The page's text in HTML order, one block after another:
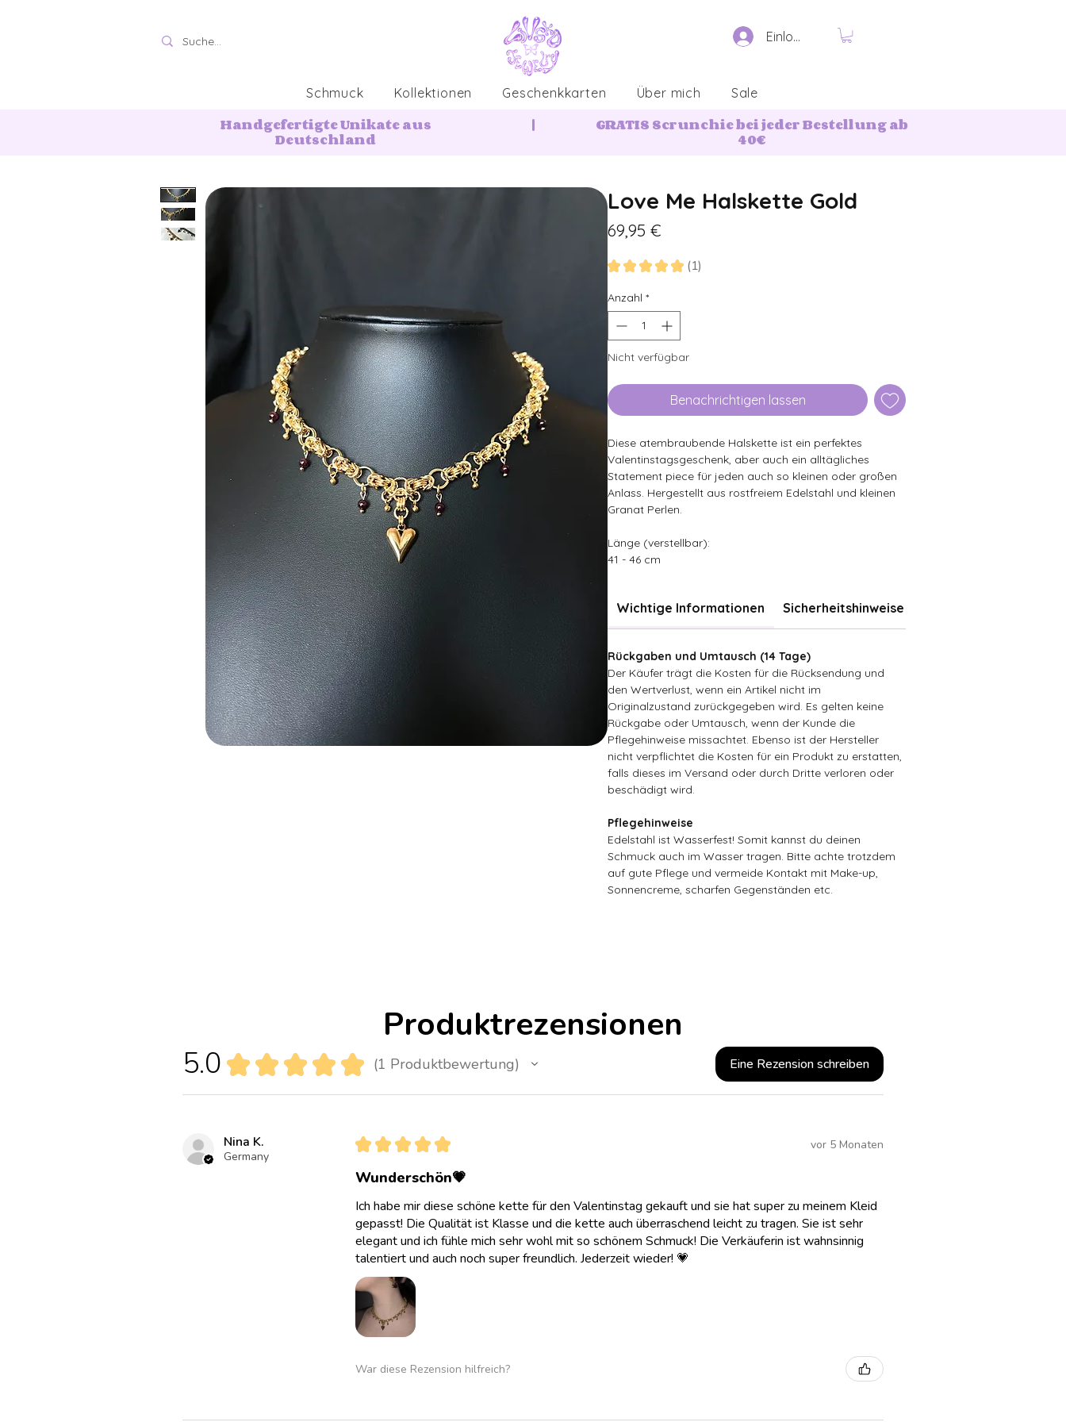
Einloggen
Schmuck Kollektionen Geschenkkarten Über mich Sale
Handgefertigte Unikate aus
Deutschland
GRATIS Scrunchie bei jeder Bestellung ab
40€
|
Love Me Halskette Gold
69,95 €
★ ★ ★ ★ ★ 1
1
Anzahl *
Nicht verfügbar
Benachrichtigen lassen
Diese atembraubende Halskette ist ein perfektes
Valentinstagsgeschenk, aber auch ein alltägliches
Statement piece für jeden auch so kleinen oder großen
Anlass. Hergestellt aus rostfreiem Edelstahl und kleinen
Granat Perlen.
Länge (verstellbar):
41 - 46 cm
Wichtige Informationen Sicherheitshinweise
Rückgaben und Umtausch (14 Tage)
Der Käufer trägt die Kosten für die Rücksendung und
den Wertverlust, wenn ein Artikel nicht im
Originalzustand zurückgegeben wird. Es gelten keine
Rückgabe oder Umtausch, wenn der Kunde die
Pflegehinweise missachtet. Ebenso ist der Hersteller
nicht verpflichtet die Kosten für ein Produkt zu erstatten,
falls dieses im Versand oder durch Dritte verloren oder
beschädigt wird.
Pflegehinweise
Edelstahl ist Wasserfest! Somit kannst du deinen
Schmuck auch im Wasser tragen. Bitte achte trotzdem
auf gute Pflege und vermeide Kontakt mit Make-up,
Sonnencreme, scharfen Gegenständen etc.
Produktrezensionen
5.0 ★ ★ ★ ★ ★ 1 Produktbewertung
1 Eine Rezension schreiben
Nina K.
Germany
★ ★ ★ ★ ★ vor 5 Monaten
Wunderschön💗
Ich habe mir diese schöne kette für den Valentinstag gekauft und sie hat super zu meinem Kleid
gepasst! Die Qualität ist Klasse und die kette auch überraschend leicht zu tragen. Sie ist sehr
elegant und ich fühle mich sehr wohl mit so schönem Schmuck! Die Verkäuferin ist wahnsinnig
talentiert und auch noch super freundlich. Jederzeit wieder! 💗
War diese Rezension hilfreich?